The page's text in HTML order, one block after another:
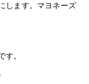
します。マヨネーズ
。